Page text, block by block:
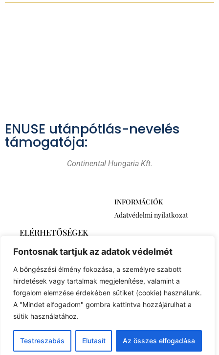
Fontosnak tartjuk az adatok védelmét
A böngészési élmény fokozása, a személyre szabott
hirdetések vagy tartalmak megjelenítése, valamint a
forgalom elemzése érdekében sütiket (cookie) használunk.
A "Mindet elfogadom" gombra kattintva hozzájárulhat a
sütik használatához.
Testreszabás Elutasít Az összes elfogadása
ENUSE utánpótlás-nevelés
támogatója:
Continental Hungaria Kft.
INFORMÁCIÓK
Adatvédelmi nyilatkozat
ELÉRHETŐSÉGEK
2768 Újszilvás,
Ábrahámtelek 511/A
+36 30 6259746
euronovexuse@gmail.com
© 2023 Created withRoyal Elementor Addons